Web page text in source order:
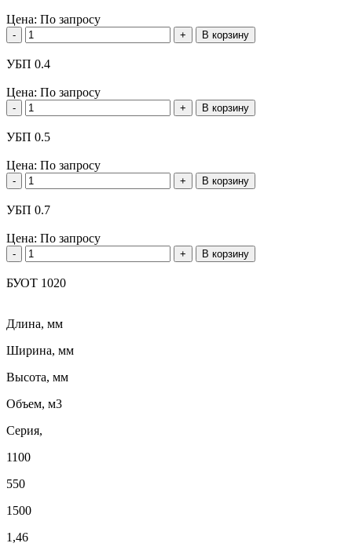
Цена: По запросу
- + В корзину
УБП 0.4
Цена: По запросу
- + В корзину
УБП 0.5
Цена: По запросу
- + В корзину
УБП 0.7
Цена: По запросу
- + В корзину
БУОТ 1020
Длина, мм
Ширина, мм
Высота, мм
Объем, м3
Серия,
1100
550
1500
1,46